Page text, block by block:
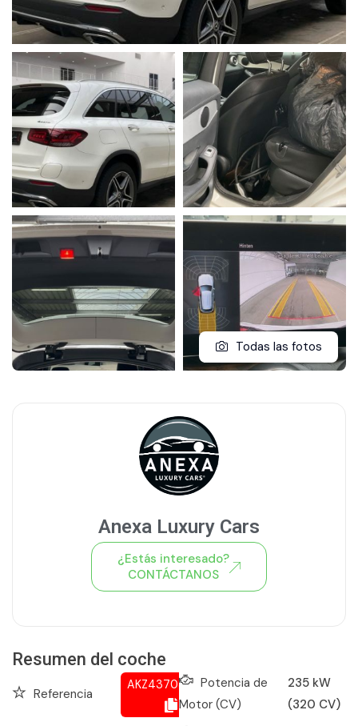
Todas las fotos
Resumen del coche
Referencia
AKZ437037050Potencia de
Motor (CV)
235 kW
(320 CV)
Anexa Luxury Cars
¿Estás interesado?
CONTÁCTANOS